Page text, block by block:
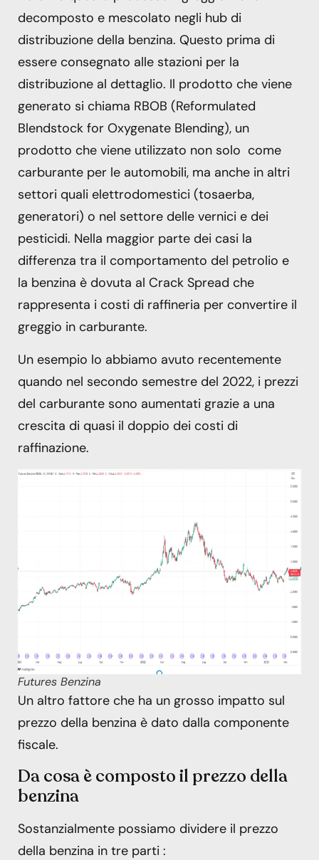
decomposto e mescolato negli hub di
distribuzione della benzina. Questo prima di
essere consegnato alle stazioni per la
distribuzione al dettaglio. Il prodotto che viene
generato si chiama RBOB (Reformulated
Blendstock for Oxygenate Blending), un
prodotto che viene utilizzato non solo come
carburante per le automobili, ma anche in altri
settori quali elettrodomestici (tosaerba,
generatori) o nel settore delle vernici e dei
pesticidi. Nella maggior parte dei casi la
differenza tra il comportamento del petrolio e
la benzina è dovuta al Crack Spread che
rappresenta i costi di raffineria per convertire il
greggio in carburante.
Un esempio lo abbiamo avuto recentemente
quando nel secondo semestre del 2022, i prezzi
del carburante sono aumentati grazie a una
crescita di quasi il doppio dei costi di
raffinazione.
Futures Benzina
Un altro fattore che ha un grosso impatto sul
prezzo della benzina è dato dalla componente
fiscale.
Da cosa è composto il prezzo della
benzina
Sostanzialmente possiamo dividere il prezzo
della benzina in tre parti :